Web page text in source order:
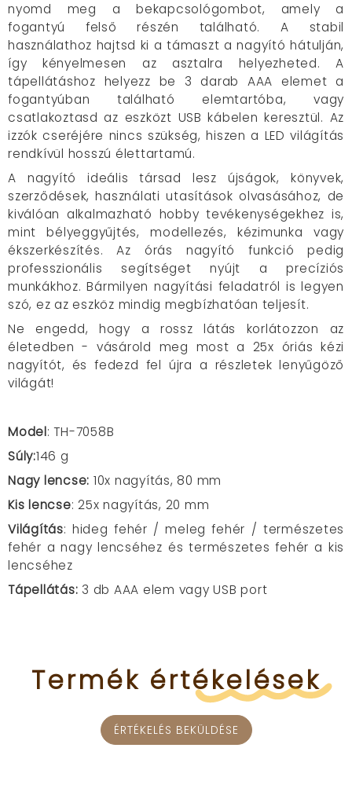
nyomd meg a bekapcsológombot, amely a
fogantyú felső részén található. A stabil
használathoz hajtsd ki a támaszt a nagyító hátulján,
így kényelmesen az asztalra helyezheted. A
tápellátáshoz helyezz be 3 darab AAA elemet a
fogantyúban található elemtartóba, vagy
csatlakoztasd az eszközt USB kábelen keresztül. Az
izzók cseréjére nincs szükség, hiszen a LED világítás
rendkívül hosszú élettartamú.
A nagyító ideális társad lesz újságok, könyvek,
szerződések, használati utasítások olvasásához, de
kiválóan alkalmazható hobby tevékenységekhez is,
mint bélyeggyűjtés, modellezés, kézimunka vagy
ékszerkészítés. Az órás nagyító funkció pedig
professzionális segítséget nyújt a precíziós
munkákhoz. Bármilyen nagyítási feladatról is legyen
szó, ez az eszköz mindig megbízhatóan teljesít.
Ne engedd, hogy a rossz látás korlátozzon az
életedben - vásárold meg most a 25x óriás kézi
nagyítót, és fedezd fel újra a részletek lenyűgöző
világát!
Model: TH-7058B
Súly:146 g
Nagy lencse: 10x nagyítás, 80 mm
Kis lencse: 25x nagyítás, 20 mm
Világítás: hideg fehér / meleg fehér / természetes
fehér a nagy lencséhez és természetes fehér a kis
lencséhez
Tápellátás: 3 db AAA elem vagy USB port
Termék értékelések
ÉRTÉKELÉS BEKÜLDÉSE